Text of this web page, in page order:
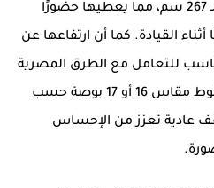
سم، مع قاعدة عجلات تمتد لـ 267 سم، مما يعطيها حضورًا
القيادة. كما أن ارتفاعها عن
سم، وهو مناسب للتعامل مع الطرق المصرية
المتنوعة. وتتوفر السيارة بجنوط مقاس 16 أو 17 بوصة حسب
عادية تعزز من الإحساس